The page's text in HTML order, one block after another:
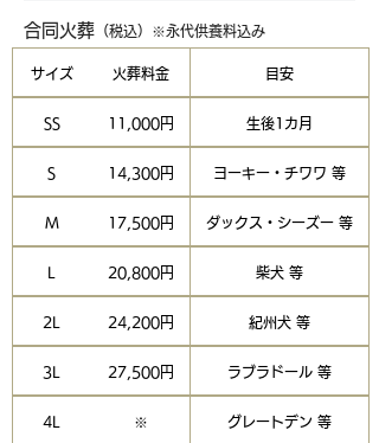
合同火葬 （税込）※永代供養料込み
サイズ 火葬料金 目安
SS 11,000円 生後1カ月
S 14,300円 ヨーキー・チワワ 等
M 17,500円 ダックス・シーズー 等
L 20,800円 柴犬 等
2L 24,200円 紀州犬 等
3L ​27,500円 ラブラドール 等
4L ​※ グレートデン 等